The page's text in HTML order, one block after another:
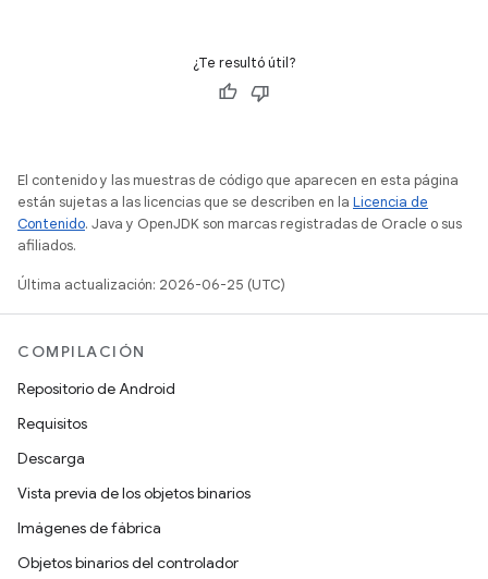
¿Te resultó útil?
El contenido y las muestras de código que aparecen en esta página
están sujetas a las licencias que se describen en la Licencia de
Contenido. Java y OpenJDK son marcas registradas de Oracle o sus
afiliados.
Última actualización: 2026-06-25 (UTC)
COMPILACIÓN
Repositorio de Android
Requisitos
Descarga
Vista previa de los objetos binarios
Imágenes de fábrica
Objetos binarios del controlador